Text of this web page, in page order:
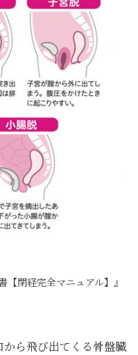
閉経完全マニュアル】』
ら飛び出てくる骨盤臓